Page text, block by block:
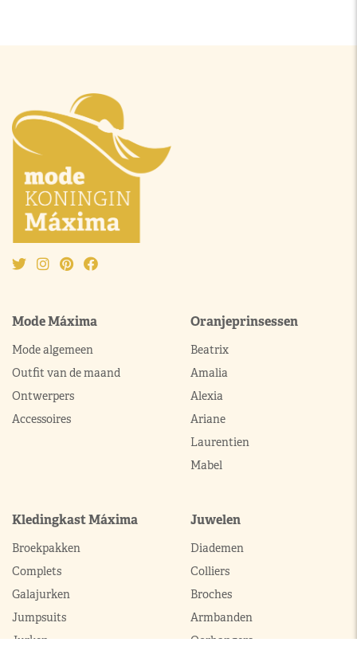
Mode Máxima
Mode algemeen
Outfit van de maand
Ontwerpers
Accessoires
Oranjeprinsessen
Beatrix
Amalia
Alexia
Ariane
Laurentien
Mabel
Kledingkast Máxima
Broekpakken
Complets
Galajurken
Jumpsuits
Jurken
Juwelen
Diademen
Colliers
Broches
Armbanden
Oorhangers